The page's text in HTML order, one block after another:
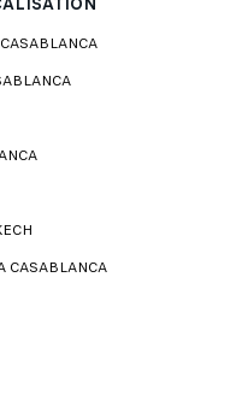
CASABLANCA